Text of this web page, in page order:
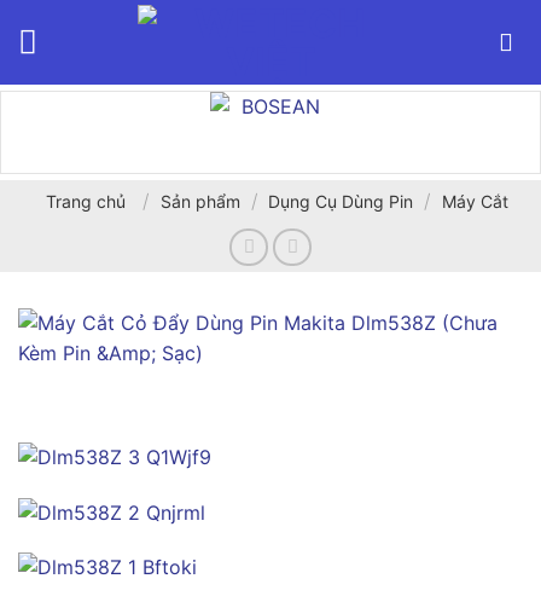
Trang chủ / Sản phẩm / Dụng Cụ Dùng Pin / Máy Cắt